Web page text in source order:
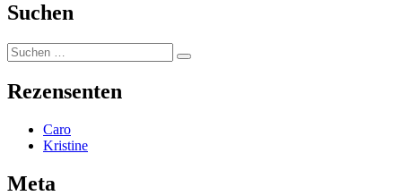
Suchen
Suchen
nach:
Suchen
Rezensenten
Caro
Kristine
Meta